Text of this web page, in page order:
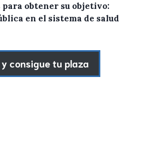
para obtener su objetivo:
en el sistema de salud
consigue tu plaza